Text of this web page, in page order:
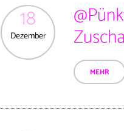
18
Dezember
MEHR